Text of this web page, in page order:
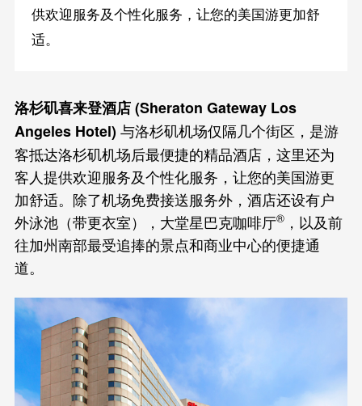
供欢迎服务及个性化服务，让您的美国游更加舒
适。
洛杉矶喜来登酒店 (Sheraton Gateway Los
Angeles Hotel) 与洛杉矶机场仅隔几个街区，是游
客抵达洛杉矶机场后最便捷的精品酒店，这里还为
客人提供欢迎服务及个性化服务，让您的美国游更
加舒适。除了机场免费接送服务外，酒店还设有户
外泳池（带更衣室），大堂星巴克咖啡厅®，以及前
往加州南部最受追捧的景点和商业中心的便捷通
道。